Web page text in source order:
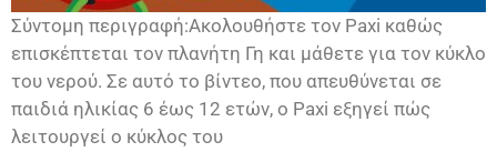
Σύντομη περιγραφή:Ακολουθήστε τον Paxi καθώς
επισκέπτεται τον πλανήτη Γη και μάθετε για τον κύκλο
του νερού. Σε αυτό το βίντεο, που απευθύνεται σε
παιδιά ηλικίας 6 έως 12 ετών, ο Paxi εξηγεί πώς
λειτουργεί ο κύκλος του